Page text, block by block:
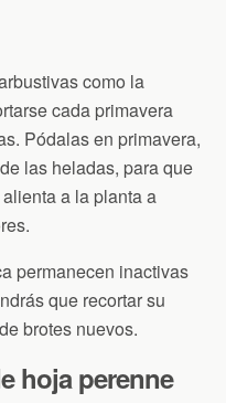
como la
cada primavera
Pódalas en primavera,
las heladas, para que
a la planta a
permanecen inactivas
que recortar su
brotes nuevos.
hoja perenne